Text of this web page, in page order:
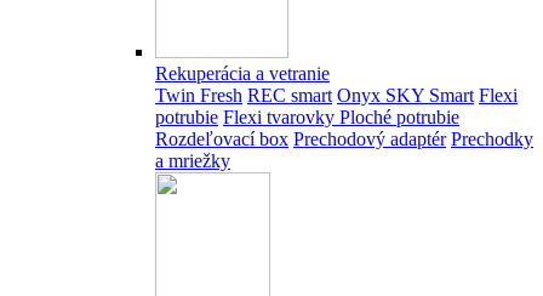
Rekuperácia a vetranie
Twin Fresh REC smart Onyx SKY Smart Flexi
potrubie Flexi tvarovky Ploché potrubie
Rozdeľovací box Prechodový adaptér Prechodky
a mriežky